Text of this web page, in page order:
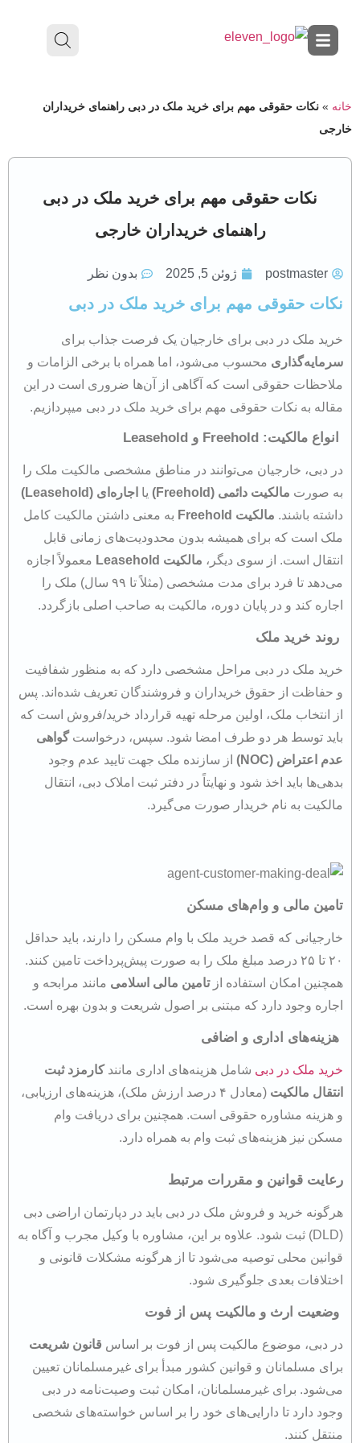
خانه » نکات حقوقی مهم برای خرید ملک در دبی راهنمای خریداران
خارجی
نکات حقوقی مهم برای خرید ملک در دبی
راهنمای خریداران خارجی
postmaster ژوئن 5, 2025 بدون نظر
نکات حقوقی مهم برای خرید ملک در دبی
​خرید ملک در دبی برای خارجیان یک فرصت جذاب برای
سرمایه‌گذاری محسوب می‌شود، اما همراه با برخی الزامات و
ملاحظات حقوقی است که آگاهی از آن‌ها ضروری است در این
مقاله به نکات حقوقی مهم برای خرید ملک در دبی میپردازیم.
انواع مالکیت: Freehold و Leasehold
در دبی، خارجیان می‌توانند در مناطق مشخصی مالکیت ملک را
به صورت مالکیت دائمی (Freehold) یا اجاره‌ای (Leasehold)
داشته باشند. مالکیت
به معنی داشتن مالکیت کامل
ملک است که برای همیشه بدون محدودیت‌های زمانی قابل
انتقال است. از سوی دیگر، مالکیت
معمولاً اجازه
می‌دهد تا فرد برای مدت مشخصی (مثلاً تا ۹۹ سال) ملک را
اجاره کند و در پایان دوره، مالکیت به صاحب اصلی بازگردد.​
روند خرید ملک
خرید ملک در دبی مراحل مشخصی دارد که به منظور شفافیت
و حفاظت از حقوق خریداران و فروشندگان تعریف شده‌اند. پس
از انتخاب ملک، اولین مرحله تهیه قرارداد خرید/فروش است که
باید توسط هر دو طرف امضا شود. سپس، درخواستگواهی
عدم اعتراض (NOC)
از سازنده ملک جهت تایید عدم وجود
بدهی‌ها باید اخذ شود و نهایتاً در دفتر ثبت املاک دبی، انتقال
مالکیت به نام خریدار صورت می‌گیرد​.
تامین مالی و وام‌های مسکن
خارجیانی که قصد خرید ملک با وام مسکن را دارند، باید حداقل
۲۰ تا ۲۵ درصد مبلغ ملک را به صورت پیش‌پرداخت تامین کنند.
همچنین امکان استفاده ازتامین مالی اسلامی مانند مرابحه و
اجاره وجود دارد که مبتنی بر اصول شریعت و بدون بهره است​.
هزینه‌های اداری و اضافی
خرید ملک در دبی شامل هزینه‌های اداری مانندکارمزد ثبت
انتقال مالکیت
(معادل ۴ درصد ارزش ملک)، هزینه‌های ارزیابی،
و هزینه مشاوره حقوقی است. همچنین برای دریافت وام
مسکن نیز هزینه‌های ثبت وام به همراه دارد.​
رعایت قوانین و مقررات مرتبط
هرگونه خرید و فروش ملک در دبی باید در دپارتمان اراضی دبی
(DLD) ثبت شود. علاوه بر این، مشاوره با وکیل مجرب و آگاه به
قوانین محلی توصیه می‌شود تا از هرگونه مشکلات قانونی و
اختلافات بعدی جلوگیری شود​.
وضعیت ارث و مالکیت پس از فوت
در دبی، موضوع مالکیت پس از فوت بر اساس قانون شریعت
برای مسلمانان و قوانین کشور مبدأ برای غیرمسلمانان تعیین
می‌شود. برای غیرمسلمانان، امکان ثبت وصیت‌نامه در دبی
وجود دارد تا دارایی‌های خود را بر اساس خواسته‌های شخصی
منتقل کنند.